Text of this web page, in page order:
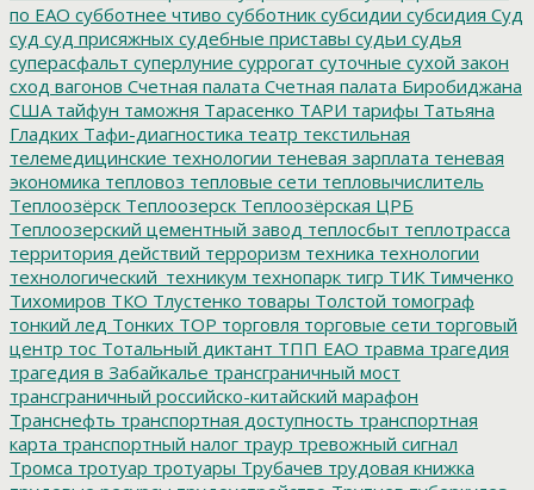
по ЕАО субботнее чтиво субботник субсидии субсидия Суд
суд суд присяжных судебные приставы судьи судья
суперасфальт суперлуние суррогат суточные сухой закон
сход вагонов Счетная палата Счетная палата Биробиджана
США тайфун таможня Тарасенко ТАРИ тарифы Татьяна
Гладких Тафи-диагностика театр текстильная
телемедицинские технологии теневая зарплата теневая
экономика тепловоз тепловые сети тепловычислитель
Теплоозёрск Теплоозерск Теплоозёрская ЦРБ
Теплоозерский цементный завод теплосбыт теплотрасса
территория действий терроризм техника технологии
технологический_техникум технопарк тигр ТИК Тимченко
Тихомиров ТКО Тлустенко товары Толстой томограф
тонкий лед Тонких ТОР торговля торговые сети торговый
центр тос Тотальный диктант ТПП ЕАО травма трагедия
трагедия в Забайкалье трансграничный мост
трансграничный российско-китайский марафон
Транснефть транспортная доступность транспортная
карта транспортный налог траур тревожный сигнал
Тромса тротуар тротуары Трубачев трудовая книжка